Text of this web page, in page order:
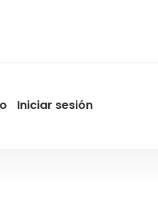
User
Iniciar sesión